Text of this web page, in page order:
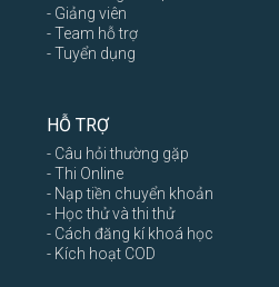
- Giảng viên
- Team hỗ trợ
- Tuyển dụng
HỖ TRỢ
- Câu hỏi thường gặp
- Thi Online
- Nạp tiền chuyển khoản
- Học thử và thi thử
- Cách đăng kí khoá học
- Kích hoạt COD